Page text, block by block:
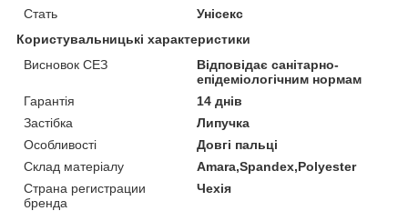
Стать
Унісекс
Користувальницькі характеристики
Висновок СЕЗ
Відповідає санітарно-
епідеміологічним нормам
Гарантія
14 днів
Застібка
Липучка
Особливості
Довгі пальці
Склад матеріалу
Amara,Spandex,Polyester
Страна регистрации
бренда
Чехія